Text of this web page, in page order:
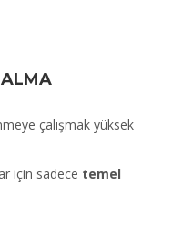
çalışmak yüksek
için sadece temel